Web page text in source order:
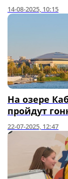
14-08-2025, 10:15
На озере
пройдут
22-07-2025, 12:47